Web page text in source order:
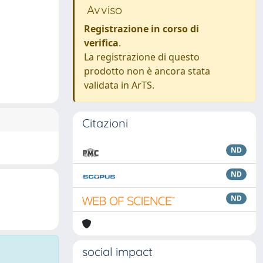
Avviso
Registrazione in corso di
verifica.
La registrazione di questo
prodotto non è ancora stata
validata in ArTS.
Citazioni
ND
ND
ND
social impact